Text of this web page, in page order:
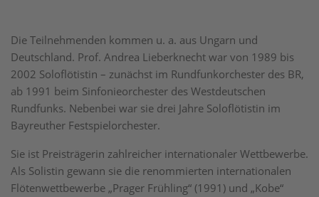
Die Teilnehmenden kommen u. a. aus Ungarn und
Deutschland. Prof. Andrea Lieberknecht war von 1989 bis
2002 Soloflötistin – zunächst im Rundfunkorchester des BR,
ab 1991 beim Sinfonieorchester des Westdeutschen
Rundfunks. Nebenbei war sie drei Jahre Soloflötistin im
Bayreuther Festspielorchester.
Sie ist Preisträgerin zahlreicher internationaler Wettbewerbe.
Als Solistin gewann sie die renommierten internationalen
Flötenwettbewerbe „Prager Frühling“ (1991) und „Kobe“